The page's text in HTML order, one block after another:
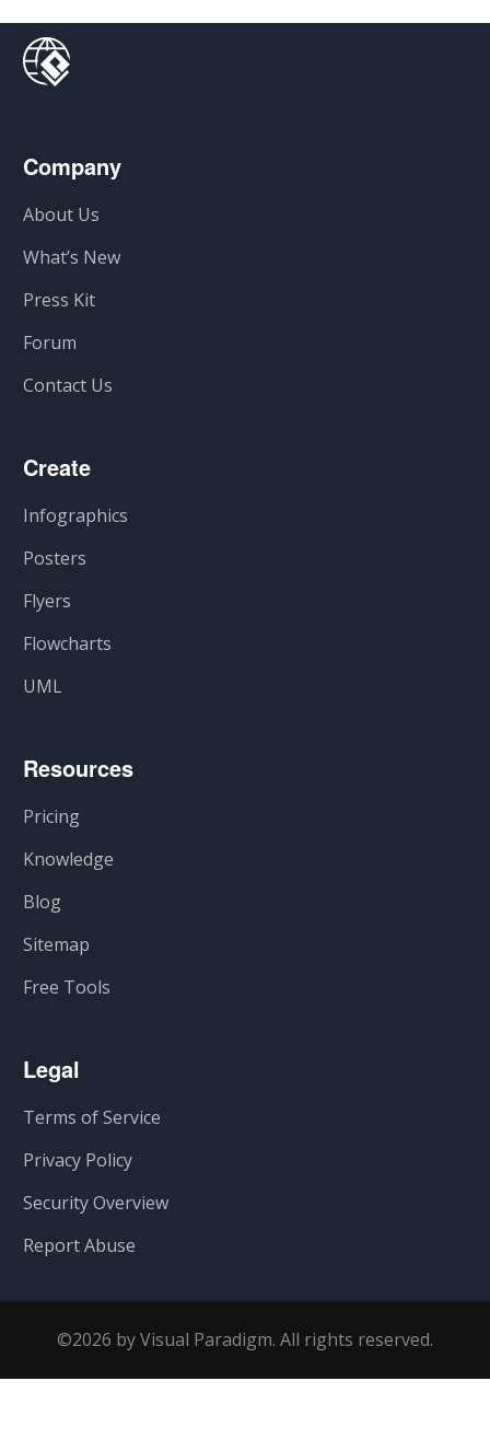
Company
About Us
What’s New
Press Kit
Forum
Contact Us
Create
Infographics
Posters
Flyers
Flowcharts
UML
Resources
Pricing
Knowledge
Blog
Sitemap
Free Tools
Legal
Terms of Service
Privacy Policy
Security Overview
Report Abuse
©2026 by Visual Paradigm. All rights reserved.